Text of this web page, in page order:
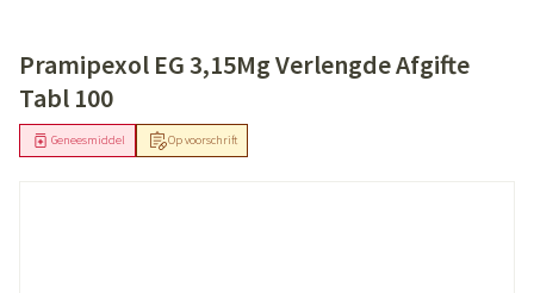
Pramipexol EG 3,15Mg Verlengde Afgifte
Tabl 100
Op voorschrift
Geneesmiddel